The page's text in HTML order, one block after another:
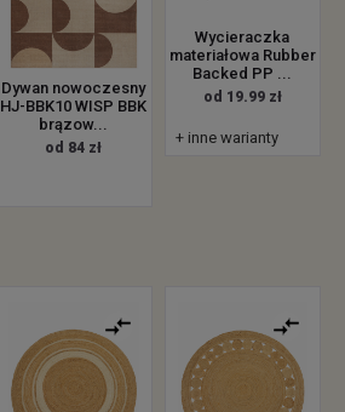
Dywan nowoczesny
HJ-BBK10 WISP BBK
brązow...
od 84 zł
Wycieraczka
materiałowa Rubber
Backed PP ...
od 19.99 zł
+ inne warianty